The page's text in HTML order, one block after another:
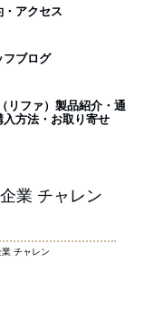
・アクセス
フブログ
リファ）製品紹介・通
入方法・お取り寄せ
業 チャレン